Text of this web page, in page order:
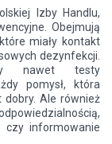
Izby Handlu,
Obejmują
miały kontakt
dezynfekcji.
nawet testy
pomysł, która
dobry. Ale również
czy informowanie